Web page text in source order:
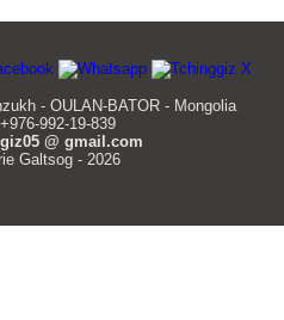
- OULAN-BATOR - Mongolia
992-19-839
@ gmail.com
Galtsog - 2026